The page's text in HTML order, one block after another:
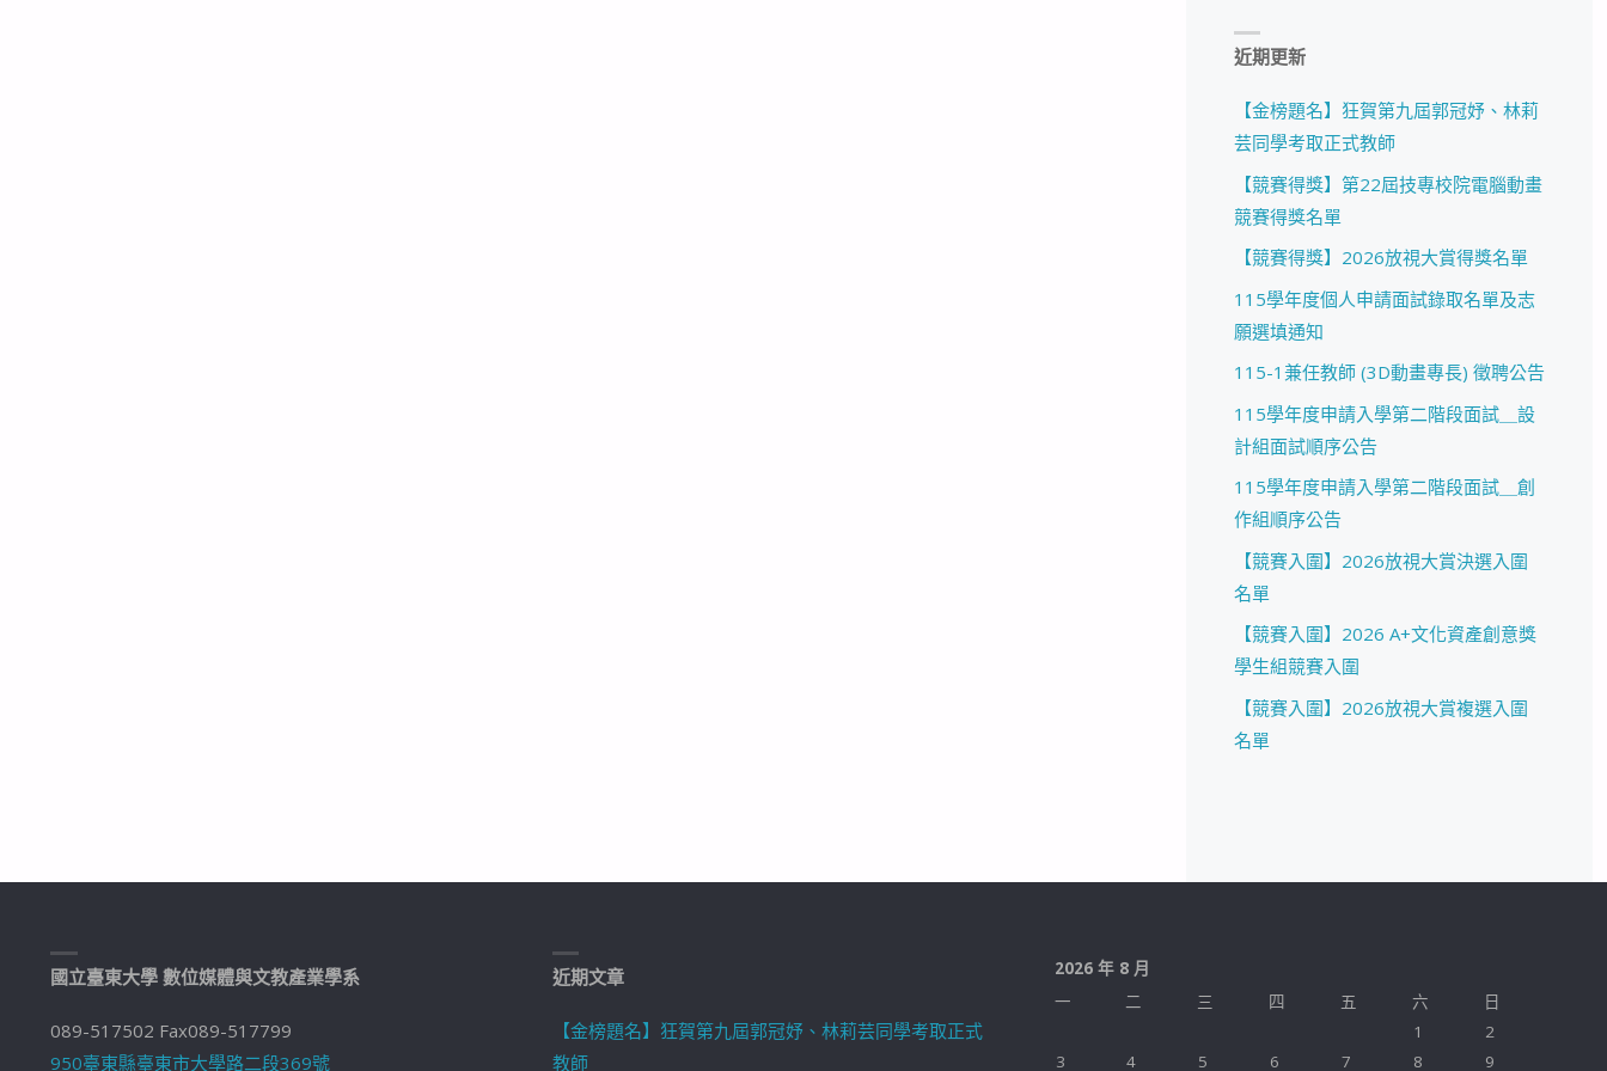
近期更新
【金榜題名】狂賀第九屆郭冠妤、林莉
芸同學考取正式教師
【競賽得獎】第22屆技專校院電腦動畫
競賽得獎名單
【競賽得獎】2026放視大賞得獎名單
115學年度個人申請面試錄取名單及志
願選填通知
115-1兼任教師 (3D動畫專長) 徵聘公告
115學年度申請入學第二階段面試＿設
計組面試順序公告
115學年度申請入學第二階段面試＿創
作組順序公告
【競賽入圍】2026放視大賞決選入圍
名單
【競賽入圍】2026 A+文化資產創意獎
學生組競賽入圍
【競賽入圍】2026放視大賞複選入圍
名單
國立臺東大學 數位媒體與文教產業學系
089-517502 Fax089-517799
950臺東縣臺東市大學路二段369號
近期文章
【金榜題名】狂賀第九屆郭冠妤、林莉芸同學考取正式
教師
2026 年 8 月
一
二 三 四 五 六
日
1
2
3
4 5 6 7 8 9